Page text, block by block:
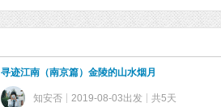
寻迹江南（南京篇）金陵的山水烟月
知安否 2019-08-03出发 共5天